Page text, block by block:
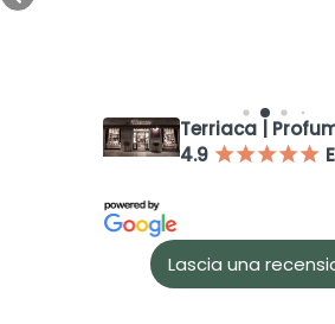
Terriaca |
4.9 ¡¡¡¡¡
Lascia una
Accedi al tuo account per aggiungere
dei desideri e visualizzare gli articoli
Login